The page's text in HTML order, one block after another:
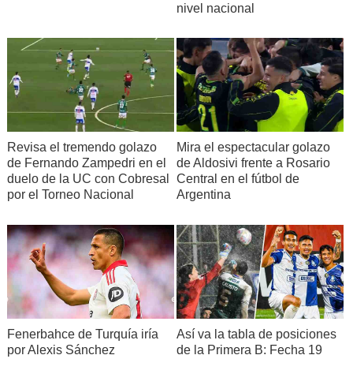
nivel nacional
Revisa el tremendo golazo
de Fernando Zampedri en el
duelo de la UC con Cobresal
por el Torneo Nacional
Mira el espectacular golazo
de Aldosivi frente a Rosario
Central en el fútbol de
Argentina
Fenerbahce de Turquía iría
por Alexis Sánchez
Así va la tabla de posiciones
de la Primera B: Fecha 19